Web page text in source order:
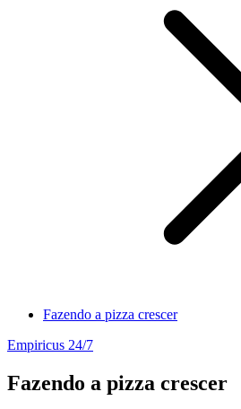
Fazendo a pizza crescer
Empiricus 24/7
Fazendo a pizza crescer